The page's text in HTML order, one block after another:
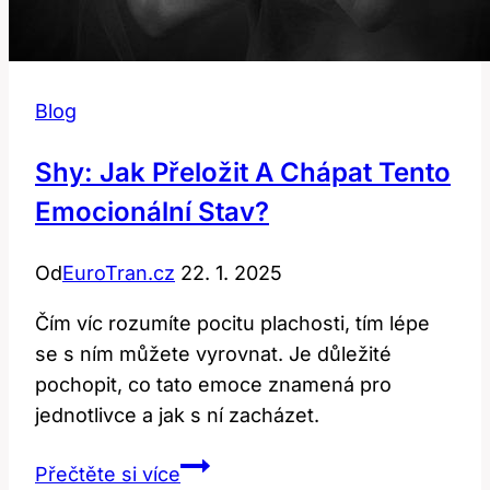
Blog
Shy: Jak Přeložit A Chápat Tento
Emocionální Stav?
OdEuroTran.cz 22. 1. 2025
Čím víc rozumíte pocitu plachosti, tím lépe
se s ním můžete vyrovnat. Je důležité
pochopit, co tato emoce znamená pro
jednotlivce a jak s ní zacházet.
Přečtěte si víceShy: